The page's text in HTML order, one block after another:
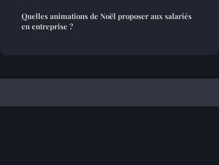
Quelles animations de Noël proposer aux salariés
en entreprise ?
Referencement Site Francophone